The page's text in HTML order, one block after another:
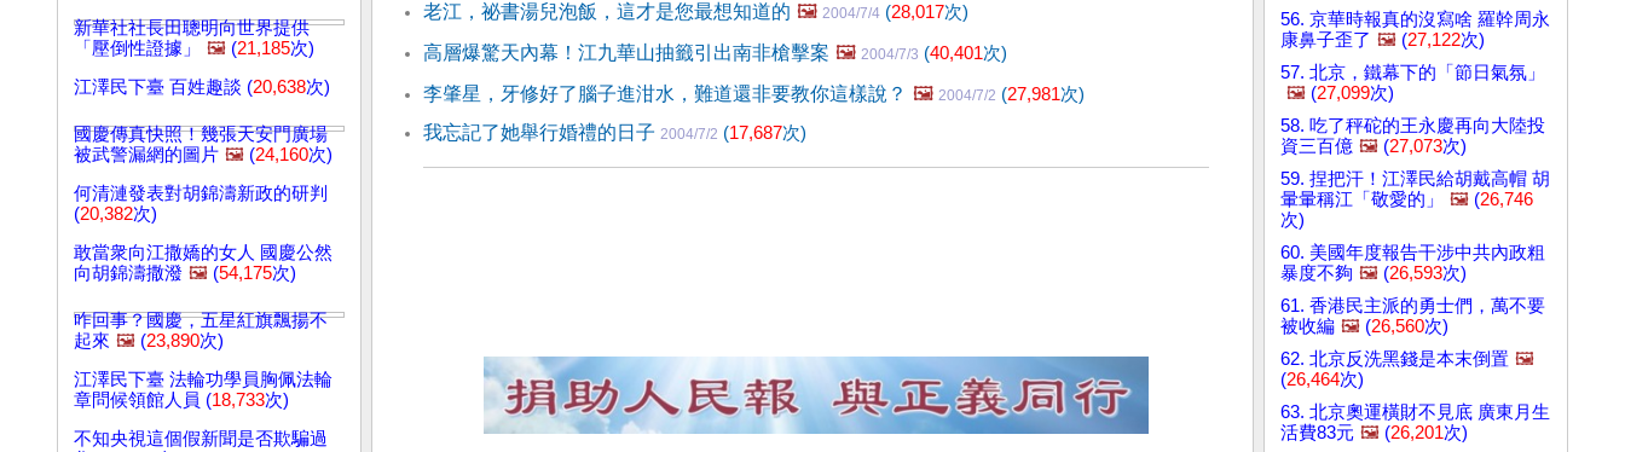
新華社社長田聰明向世界提供
「壓倒性證據」
🖼️ (21,185次)
江澤民下臺 百姓趣談 (20,638次)
國慶傳真快照！幾張天安門廣場
被武警漏網的圖片 🖼️ (24,160次)
何清漣發表對胡錦濤新政的研判
(20,382次)
敢當衆向江撒嬌的女人 國慶公然
向胡錦濤撒潑 🖼️ (54,175次)
咋回事？國慶，五星紅旗飄揚不
起來 🖼️ (23,890次)
江澤民下臺 法輪功學員胸佩法輪
章問候領館人員 (18,733次)
不知央視這個假新聞是否欺騙過
老江，祕書湯兒泡飯，這才是您最想知道的 🖼️ 2004/7/4 (28,017次)
高層爆驚天內幕！江九華山抽籤引出南非槍擊案 🖼️ 2004/7/3 (40,401次)
李肇星，牙修好了腦子進泔水，難道還非要教你這樣說？ 🖼️ 2004/7/2 (27,981次)
我忘記了她舉行婚禮的日子 2004/7/2 (17,687次)
56. 京華時報真的沒寫啥 羅幹周永
康鼻子歪了 🖼️ (27,122次)
57. 北京，鐵幕下的「節日氣氛」
🖼️ (27,099次)
58. 吃了秤砣的王永慶再向大陸投
資三百億 🖼️ (27,073次)
59. 捏把汗！江澤民給胡戴高帽 胡
暈暈稱江「敬愛的」
🖼️ (26,746
次)
60. 美國年度報告干涉中共內政粗
暴度不夠 🖼️ (26,593次)
61. 香港民主派的勇士們，萬不要
被收編 🖼️ (26,560次)
62. 北京反洗黑錢是本末倒置 🖼️
(26,464次)
63. 北京奧運橫財不見底 廣東月生
活費83元 🖼️ (26,201次)